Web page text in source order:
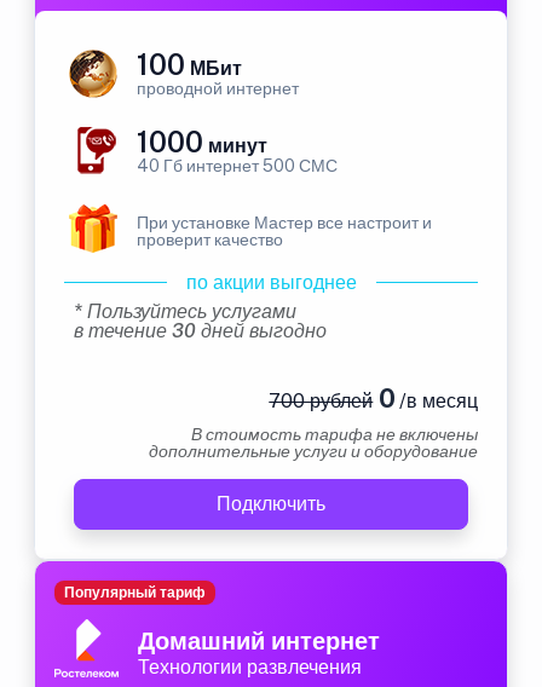
100 МБит
проводной интернет
1000 минут
40 Гб интернет 500 СМС
При установке Мастер все настроит и
проверит качество
по акции выгоднее
* Пользуйтесь услугами
в течение 30 дней выгодно
700 рублей0 /в месяц
В стоимость тарифа не включены
дополнительные услуги и оборудование
Подключить
Домашний интернет
Технологии развлечения
Популярный тариф